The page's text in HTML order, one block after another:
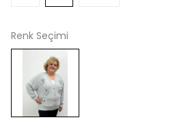
Renk Seçimi